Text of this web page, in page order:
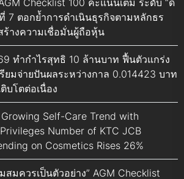
Checklist 100 คะแนนเต็ม ระดับ “ดี
ที่ 7 ตอกย้ำการดำเนินธุรกิจตามหลักธร
ร้างความเชื่อมั่นผู้ถือหุ้น
ทำกำไรสุทธิ 10 ล้านบาท ฟื้นตัวแกร่ง
ยมจ่ายปันผลระหว่างกาล 0.014423 บาท
บโตต่อเนื่อง
Self-Care Trend with
Number of KTC JCB
on Cosmetics Rises 26%
สมควรเป็นตัวอย่าง” AGM Checklist